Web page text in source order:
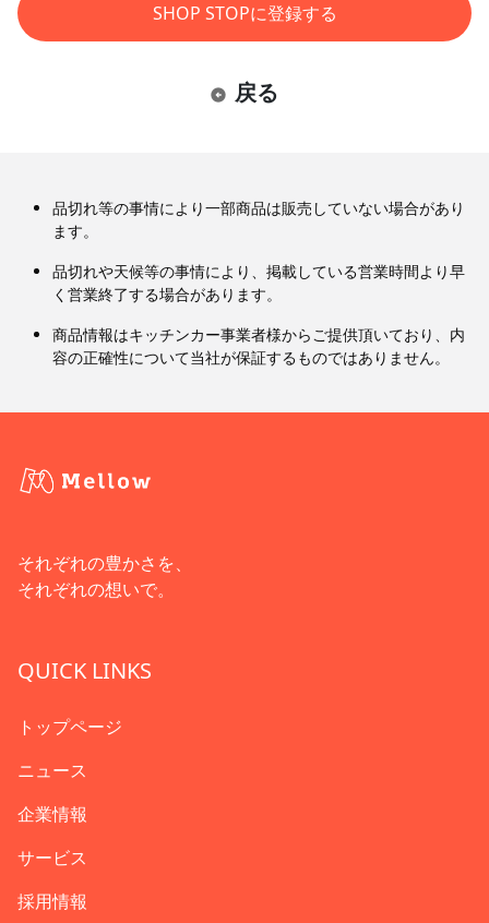
SHOP STOPに登録する
戻る
品切れ等の事情により一部商品は販売していない場合があり
ます。
品切れや天候等の事情により、掲載している営業時間より早
く営業終了する場合があります。
商品情報はキッチンカー事業者様からご提供頂いており、内
容の正確性について当社が保証するものではありません。
それぞれの豊かさを、
それぞれの想いで。
QUICK LINKS
トップページ
ニュース
企業情報
サービス
採用情報